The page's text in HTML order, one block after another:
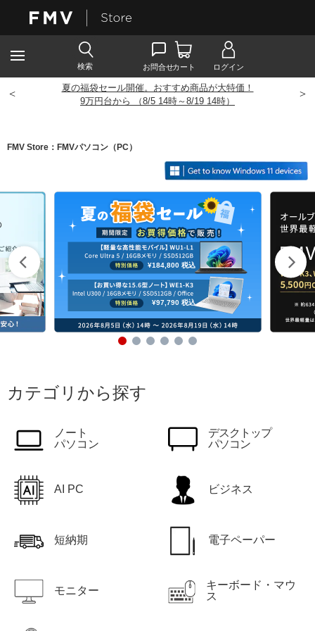
夏の福袋セール開催。おすすめ商品が大特価！
9万円台から （8/5 14時～8/19 14時）
< >
FMV Store：FMVパソコン（PC）
¥184,800 税込
¥97,790 税込
カテゴリから探す
ノート
パソコン
デスクトップ
パソコン
AI PC ビジネス
短納期 電子ペーパー
モニター
キーボード・マウ
ス